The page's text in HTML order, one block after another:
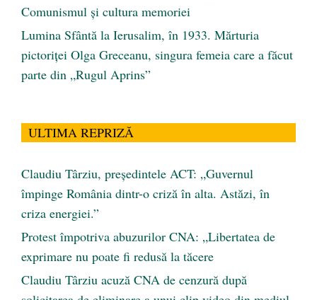
Comunismul şi cultura memoriei
Lumina Sfântă la Ierusalim, în 1933. Mărturia
pictoriței Olga Greceanu, singura femeia care a făcut
parte din „Rugul Aprins”
ULTIMA REPRIZĂ
Claudiu Târziu, președintele ACT: „Guvernul
împinge România dintr-o criză în alta. Astăzi, în
criza energiei.”
Protest împotriva abuzurilor CNA: „Libertatea de
exprimare nu poate fi redusă la tăcere
Claudiu Târziu acuză CNA de cenzură după